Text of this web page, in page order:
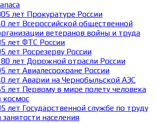
лет Прокуратуре России
лет Всероссийской общественной
ветеранов войны и труда
лет ФТС России
лет Росрезерву России
лет Дорожной отрасли России
лет Авиалесоохране России
лет Аварии на Чернобыльской АЭС
лет Первому в мире полету человека
космос
лет Государственной службе по труду
занятости населения